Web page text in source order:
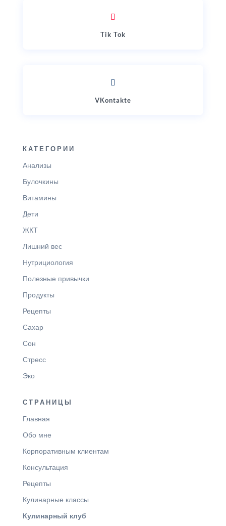
Tik Tok
VKontakte
КАТЕГОРИИ
Анализы
Булочкины
Витамины
Дети
ЖКТ
Лишний вес
Нутрициология
Полезные привычки
Продукты
Рецепты
Сахар
Сон
Стресс
Эко
СТРАНИЦЫ
Главная
Обо мне
Корпоративным клиентам
Консультация
Рецепты
Кулинарные классы
Кулинарный клуб